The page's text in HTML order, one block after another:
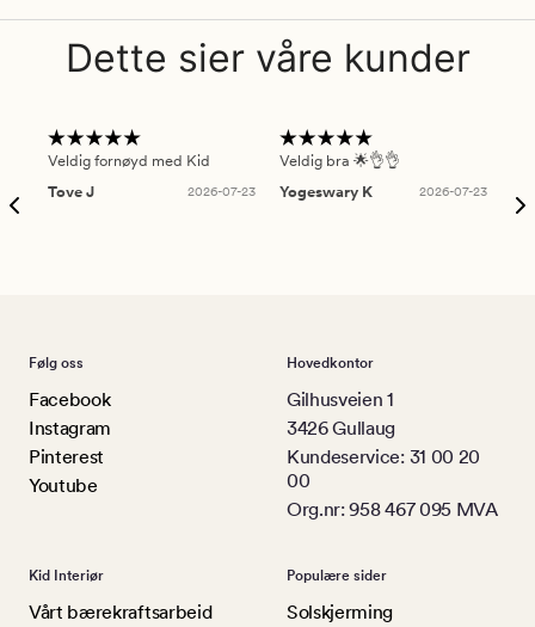
Dette sier våre kunder
Veldig fornøyd med Kid
Tove J
2026-07-23
Veldig bra 🌟👌👌
Yogeswary K
2026-07-23
Følg oss
Facebook
Instagram
Pinterest
Youtube
Hovedkontor
Gilhusveien 1
3426 Gullaug
Kundeservice: 31 00 20
00
Org.nr: 958 467 095 MVA
Kid Interiør
Vårt bærekraftsarbeid
Populære sider
Solskjerming